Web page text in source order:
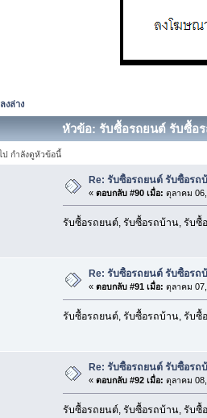
ลงล่าง
หัวข้อ: รับซื้อรถยนต์ รับซื้อร
ป กำลังดูหัวข้อนี้
Re: รับซื้อรถยนต์ รับซื้อรถ
« ตอบกลับ #90 เมื่อ: ตุลาคม
รับซื้อรถยนต์, รับซื้อรถบ้าน, รับซื้
Re: รับซื้อรถยนต์ รับซื้อรถ
« ตอบกลับ #91 เมื่อ: ตุลาคม
รับซื้อรถยนต์, รับซื้อรถบ้าน, รับซื้
Re: รับซื้อรถยนต์ รับซื้อรถ
« ตอบกลับ #92 เมื่อ: ตุลาคม
รับซื้อรถยนต์, รับซื้อรถบ้าน, รับซื้